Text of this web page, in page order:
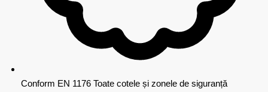
Conform EN 1176 Toate cotele și zonele de siguranță